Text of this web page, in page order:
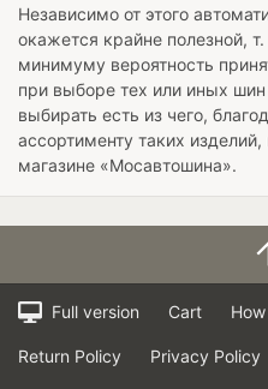
Независимо от этого
окажется крайне полезной,
минимуму вероятность
при выборе тех или иных
выбирать есть из чего,
ассортименту таких
магазине «Мосавтошина».
Full version Cart
Return Policy Privacy Policy